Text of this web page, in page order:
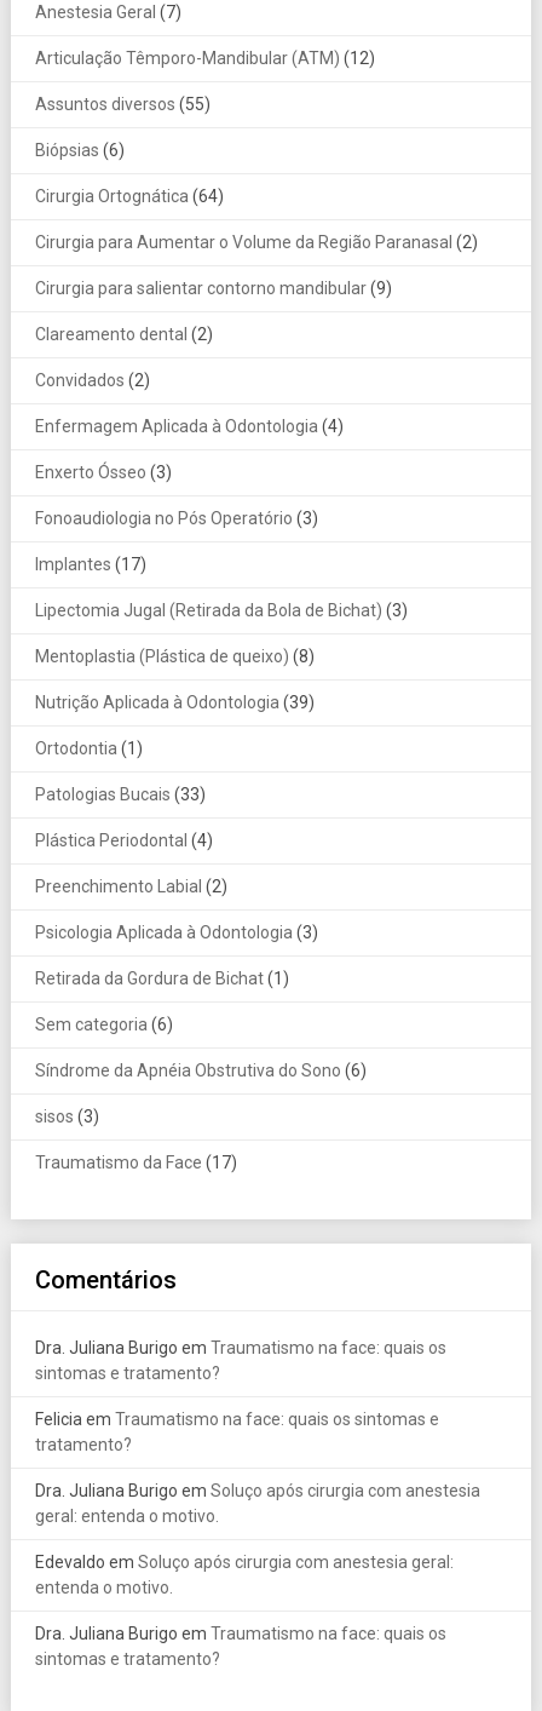
Anestesia Geral (7)
Articulação Têmporo-Mandibular (ATM) (12)
Assuntos diversos (55)
Biópsias (6)
Cirurgia Ortognática (64)
Cirurgia para Aumentar o Volume da Região Paranasal (2)
Cirurgia para salientar contorno mandibular(9)
Clareamento dental (2)
Convidados (2)
Enfermagem Aplicada à Odontologia (4)
Enxerto Ósseo (3)
Fonoaudiologia no Pós Operatório (3)
Implantes (17)
Lipectomia Jugal (Retirada da Bola de Bichat) (3)
Mentoplastia (Plástica de queixo) (8)
Nutrição Aplicada à Odontologia (39)
Ortodontia (1)
Patologias Bucais (33)
Plástica Periodontal (4)
Preenchimento Labial (2)
Psicologia Aplicada à Odontologia (3)
Retirada da Gordura de Bichat(1)
Sem categoria (6)
Síndrome da Apnéia Obstrutiva do Sono (6)
sisos (3)
Traumatismo da Face (17)
Comentários
Dra. Juliana Burigo em Traumatismo na face: quais os
sintomas e tratamento?
Felicia em Traumatismo na face: quais os sintomas e
tratamento?
Dra. Juliana Burigo em Soluço após cirurgia com anestesia
geral: entenda o motivo.
Edevaldo em Soluço após cirurgia com anestesia geral:
entenda o motivo.
Dra. Juliana Burigo em Traumatismo na face: quais os
sintomas e tratamento?